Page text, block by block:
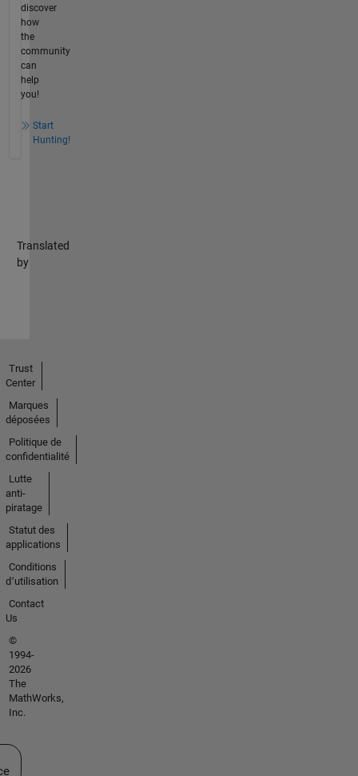
discover
how
the
community
can
help
you!
Start
Hunting!
Translated
by
Trust
Center
Marques
déposées
Politique de
confidentialité
Lutte
anti-
piratage
Statut des
applications
Conditions
d՚utilisation
Contact
Us
©
1994-
2026
The
MathWorks,
Inc.
un site web